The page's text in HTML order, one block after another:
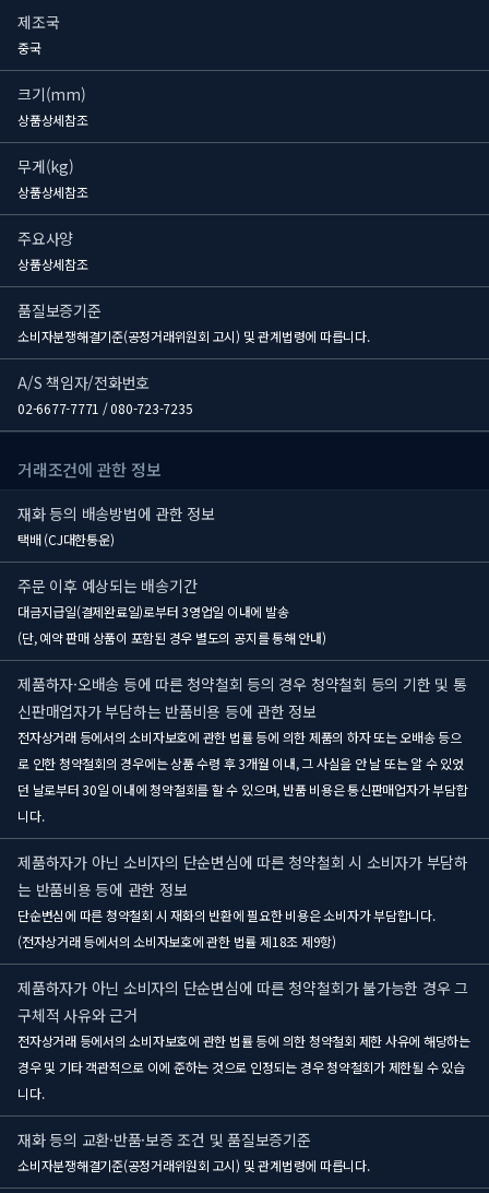
제조국
중국
크기(mm)
상품상세참조
무게(kg)
상품상세참조
주요사양
상품상세참조
품질보증기준
소비자분쟁해결기준(공정거래위원회 고시) 및 관계법령에 따릅니다.
A/S 책임자/전화번호
02-6677-7771 / 080-723-7235
거래조건에 관한 정보
재화 등의 배송방법에 관한 정보
택배 (CJ대한통운)
주문 이후 예상되는 배송기간
대금지급일(결제완료일)로부터 3영업일 이내에 발송
(단, 예약 판매 상품이 포함된 경우 별도의 공지를 통해 안내)
제품하자·오배송 등에 따른 청약철회 등의 경우 청약철회 등의 기한 및 통
신판매업자가 부담하는 반품비용 등에 관한 정보
전자상거래 등에서의 소비자보호에 관한 법률 등에 의한 제품의 하자 또는 오배송 등으
로 인한 청약철회의 경우에는 상품 수령 후 3개월 이내, 그 사실을 안 날 또는 알 수 있었
던 날로부터 30일 이내에 청약철회를 할 수 있으며, 반품 비용은 통신판매업자가 부담합
니다.
제품하자가 아닌 소비자의 단순변심에 따른 청약철회 시 소비자가 부담하
는 반품비용 등에 관한 정보
단순변심에 따른 청약철회 시 재화의 반환에 필요한 비용은 소비자가 부담합니다.
(전자상거래 등에서의 소비자보호에 관한 법률 제18조 제9항)
제품하자가 아닌 소비자의 단순변심에 따른 청약철회가 불가능한 경우 그
구체적 사유와 근거
전자상거래 등에서의 소비자보호에 관한 법률 등에 의한 청약철회 제한 사유에 해당하는
경우 및 기타 객관적으로 이에 준하는 것으로 인정되는 경우 청약철회가 제한될 수 있습
니다.
재화 등의 교환·반품·보증 조건 및 품질보증기준
소비자분쟁해결기준(공정거래위원회 고시) 및 관계법령에 따릅니다.